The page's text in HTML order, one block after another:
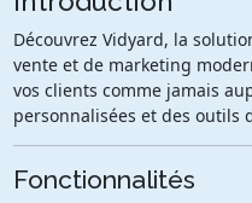
Découvrez Vidyard, la
vente et de marketing
vos clients comme jamais
personnalisées et des outils
Fonctionnalités